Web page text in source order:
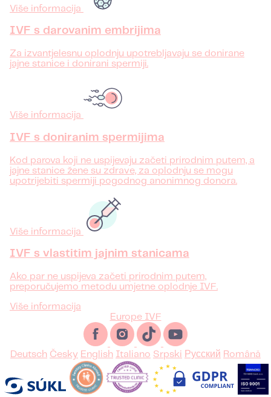
Više informacija
IVF s darovanim embrijima
Za izvantjelesnu oplodnju upotrebljavaju se donirane
jajne stanice i donirani spermiji.
Više informacija
IVF s doniranim spermijima
Kod parova koji ne uspijevaju začeti prirodnim putem, a
jajne stanice žene su zdrave, za oplodnju se mogu
upotrijebiti spermiji pogodnog anonimnog donora.
Više informacija
IVF s vlastitim jajnim stanicama
Ako par ne uspijeva začeti prirodnim putem,
preporučujemo metodu umjetne oplodnje IVF.
Više informacija
Europe IVF
Deutsch Česky English Italiano Srpski Русский Română